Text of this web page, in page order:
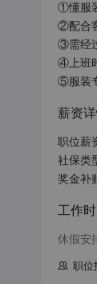
①懂服
②配合
③需经
④上班
⑤服装
薪资
职位薪
社保类
奖金补
工作时
休假安
职位